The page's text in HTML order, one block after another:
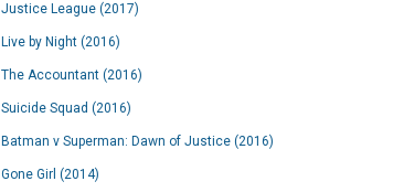
Justice League (2017)
Live by Night (2016)
The Accountant (2016)
Suicide Squad (2016)
Batman v Superman: Dawn of Justice (2016)
Gone Girl (2014)